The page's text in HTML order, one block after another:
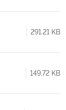
291.21 KB
149.72 KB